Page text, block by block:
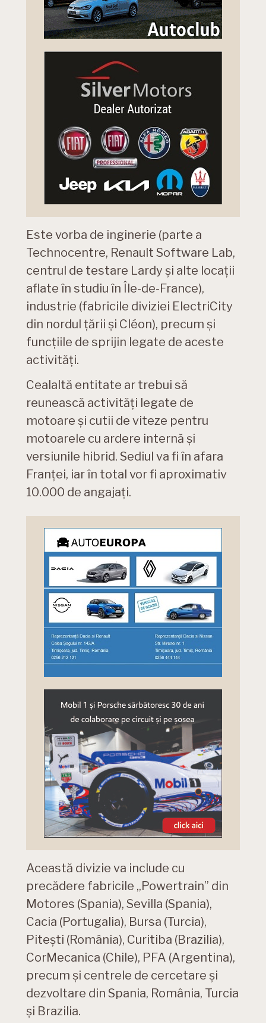
Este vorba de inginerie (parte a
Technocentre, Renault Software Lab,
centrul de testare Lardy și alte locații
aflate în studiu în Île-de-France),
industrie (fabricile diviziei ElectriCity
din nordul țării și Cléon), precum și
funcțiile de sprijin legate de aceste
activități.
Cealaltă entitate ar trebui să
reunească activități legate de
motoare și cutii de viteze pentru
motoarele cu ardere internă și
versiunile hibrid. Sediul va fi în afara
Franței, iar în total vor fi aproximativ
10.000 de angajați.
Această divizie va include cu
precădere fabricile „Powertrain” din
Motores (Spania), Sevilla (Spania),
Cacia (Portugalia), Bursa (Turcia),
Pitești (România), Curitiba (Brazilia),
CorMecanica (Chile), PFA (Argentina),
precum și centrele de cercetare și
dezvoltare din Spania, România, Turcia
și Brazilia.